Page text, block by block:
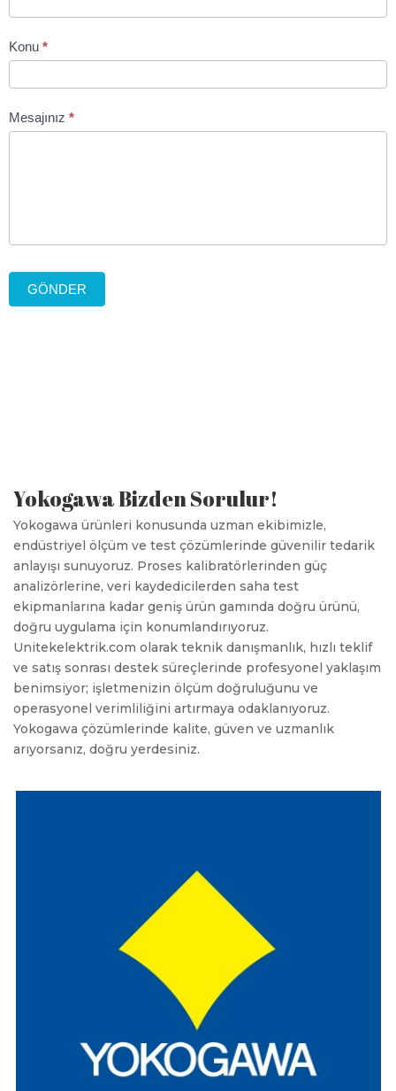
Konu *
Mesajınız *
GÖNDER
Yokogawa Bizden Sorulur!
Yokogawa ürünleri konusunda uzman ekibimizle,
endüstriyel ölçüm ve test çözümlerinde güvenilir tedarik
anlayışı sunuyoruz. Proses kalibratörlerinden güç
analizörlerine, veri kaydedicilerden saha test
ekipmanlarına kadar geniş ürün gamında doğru ürünü,
doğru uygulama için konumlandırıyoruz.
Unitekelektrik.com olarak teknik danışmanlık, hızlı teklif
ve satış sonrası destek süreçlerinde profesyonel yaklaşım
benimsiyor; işletmenizin ölçüm doğruluğunu ve
operasyonel verimliliğini artırmaya odaklanıyoruz.
Yokogawa çözümlerinde kalite, güven ve uzmanlık
arıyorsanız, doğru yerdesiniz.